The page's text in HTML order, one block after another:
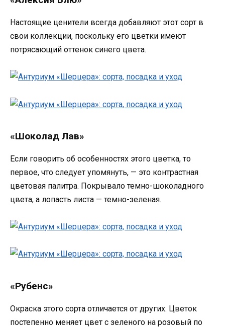
Настоящие ценители всегда добавляют этот сорт в
свои коллекции, поскольку его цветки имеют
потрясающий оттенок синего цвета.
«Шоколад Лав»
Если говорить об особенностях этого цветка, то
первое, что следует упомянуть, — это контрастная
цветовая палитра. Покрывало темно-шоколадного
цвета, а лопасть листа — темно-зеленая.
«Рубенс»
Окраска этого сорта отличается от других. Цветок
постепенно меняет цвет с зеленого на розовый по